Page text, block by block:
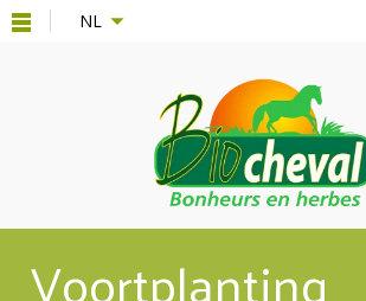
{**} NL